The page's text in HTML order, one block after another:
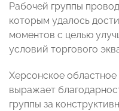
Рабочей группы
которым удалось
моментов с целью
условий торгового
Херсонское
выражает
группы за